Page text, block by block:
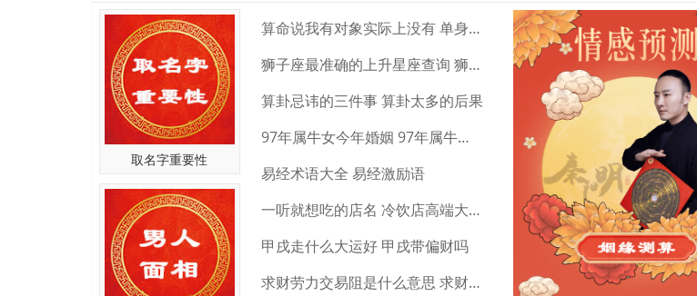
qym8195
点击复制 添加微信 快速咨询 获得建议
取名字重要性
算命说我有对象实际上没有 单身但是算命的说我有男朋友是真的吗
狮子座最准确的上升星座查询 狮子座明日考试运势
算卦忌讳的三件事 算卦太多的后果
97年属牛女今年婚姻 97年属牛人女注定的婚姻
易经术语大全 易经激励语
一听就想吃的店名 冷饮店高端大气的店名字
甲戌走什么大运好 甲戌带偏财吗
求财劳力交易阻是什么意思 求财劳力能得到财吗